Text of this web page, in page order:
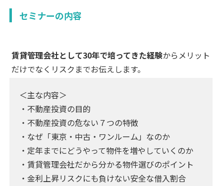
セミナーの内容
賃貸管理会社として30年で培ってきた経験からメリット
だけでなくリスクまでお伝えします。
＜主な内容＞
・不動産投資の目的
・不動産投資の危ない７つの特徴
・なぜ「東京・中古・ワンルーム」なのか
・定年までにどうやって物件を増やしていくのか
・賃貸管理会社だから分かる物件選びのポイント
・金利上昇リスクにも負けない安全な借入割合